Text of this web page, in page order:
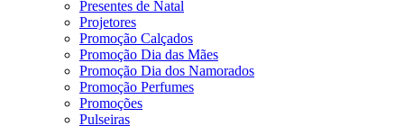
Presentes de Natal
Projetores
Promoção Calçados
Promoção Dia das Mães
Promoção Dia dos Namorados
Promoção Perfumes
Promoções
Pulseiras